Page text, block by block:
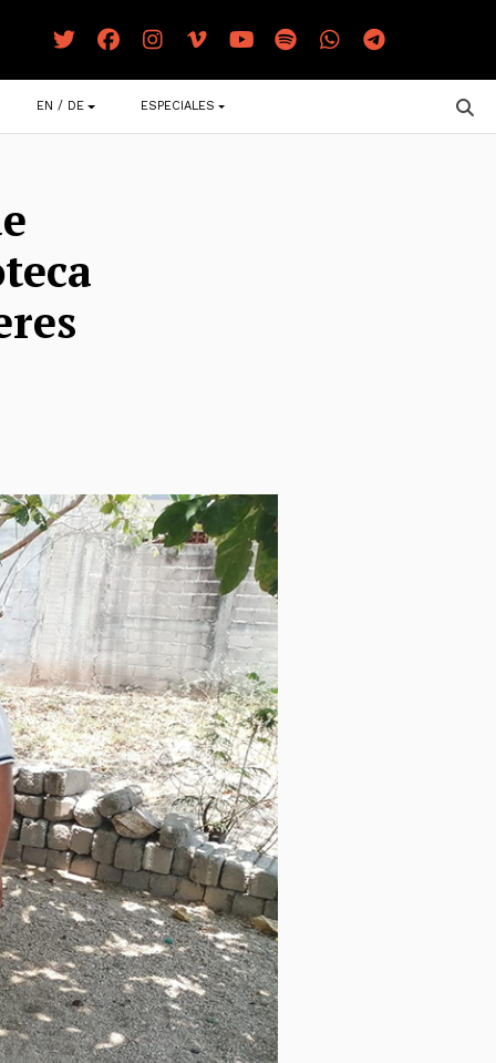
EN / DE ESPECIALES